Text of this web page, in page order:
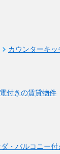
カウンターキ
付きの賃貸物件
・バルコニー